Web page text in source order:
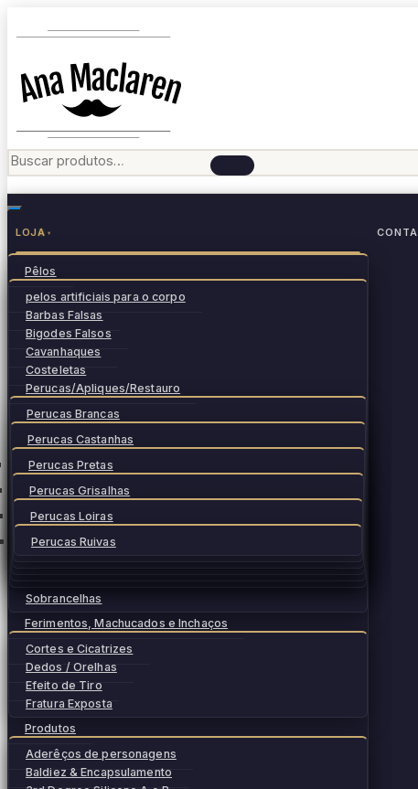
to
LOJA ▾
Pêlos
pelos artificiais para o corpo
Barbas Falsas
Bigodes Falsos
Cavanhaques
Costeletas
Perucas/Apliques/Restauro
Perucas Brancas
Perucas Castanhas
Perucas Pretas
Perucas Grisalhas
Perucas Loiras
Perucas Ruivas
Sobrancelhas
Ferimentos, Machucados e Inchaços
Cortes e Cicatrizes
Dedos / Orelhas
Efeito de Tiro
Fratura Exposta
Produtos
Aderêços de personagens
Baldiez & Encapsulamento